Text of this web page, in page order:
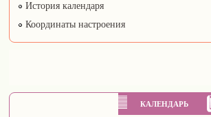
История календаря
Координаты настроения
КАЛЕНДАРЬ